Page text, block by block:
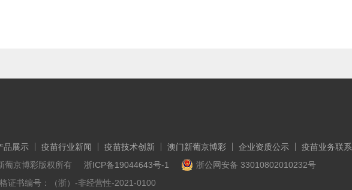
品展示 疫苗行业新闻 疫苗技术创新 澳门新葡京博彩 企业资质公示
疫苗业务联系
葡京博彩版权所有
浙ICP备19044643号-1
浙公网安备 33010802010232号
证书编号：（浙）-非经营性-2021-0100